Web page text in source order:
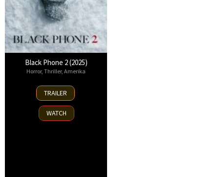
Black Phone 2 (2025)
Horror, Thriller, Amerika
15
Oct
2025
TRAILER
WATCH